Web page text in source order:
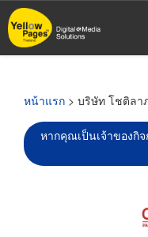
ข้าม
ไป
หน้าแรก > บริษัท โชติลา
หากคุณเป็นเจ้าของกิ